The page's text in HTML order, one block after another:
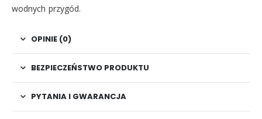
wodnych przygód.
OPINIE (0)
BEZPIECZEŃSTWO PRODUKTU
PYTANIA I GWARANCJA